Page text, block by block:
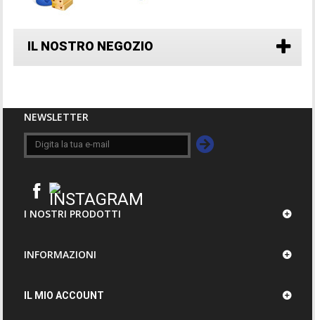
IL NOSTRO NEGOZIO
NEWSLETTER
I NOSTRI PRODOTTI
INFORMAZIONI
IL MIO ACCOUNT